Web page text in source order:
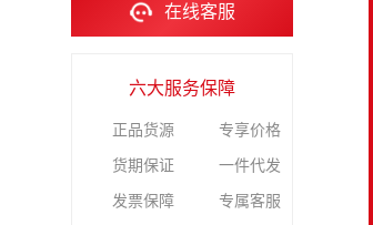
在线客服
六大服务保障
正品货源 专享价格
货期保证 一件代发
发票保障 专属客服